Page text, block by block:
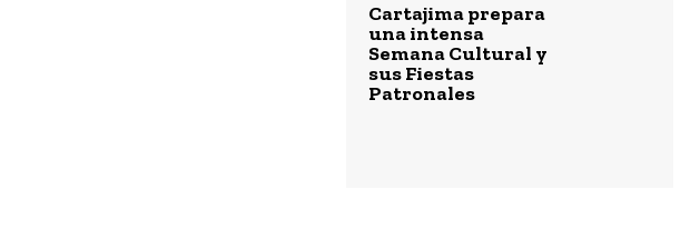
Cartajima prepara
una intensa
Semana Cultural y
sus Fiestas
Patronales